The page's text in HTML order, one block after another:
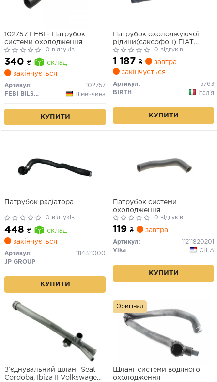
102757 FEBI - Патрубок
системи охолодження
0 відгуків
340 ₴
склад
закінчується
Артикул:
102757
FEBI BILSTEIN
Німеччина
КУПИТИ
Патрубок охолоджуючої
рідини(саксофон) FIAT
DUCATO 2.5TD0 відгуків
1 187 ₴
завтра
закінчується
Артикул:
5763
BIRTH
Італія
КУПИТИ
Патрубок радіатора
0 відгуків
448 ₴
склад
закінчується
Артикул:
1114311000
JP GROUP
КУПИТИ
Патрубок системи
охолодження
0 відгуків
119 ₴ завтра
Артикул:
11211820201
Vika
США
КУПИТИ
З’єднувальний шланг Seat
Cordoba, Ibiza II Volkswagen
Шланг системи водяного
охолодження
Оригінал